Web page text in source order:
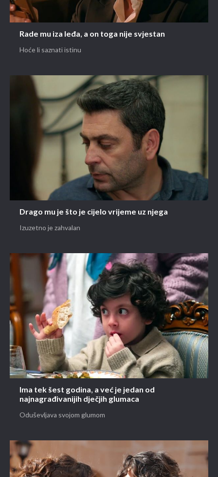
Rade mu iza leđa, a on toga nije svjestan
Hoće li saznati istinu
Drago mu je što je cijelo vrijeme uz njega
Izuzetno je zahvalan
Ima tek šest godina, a već je jedan od
najnagrađivanijih dječjih glumaca
Oduševljava svojom glumom